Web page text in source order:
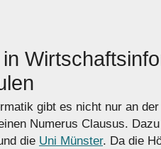
gibt es nicht nur an
Numerus Clausus.
die Uni Münster. Da die